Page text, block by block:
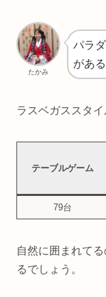
たかみ
パラ
がある
ラスベガススタイ
テーブルゲーム
79台
自然に囲まれて
るでしょう。